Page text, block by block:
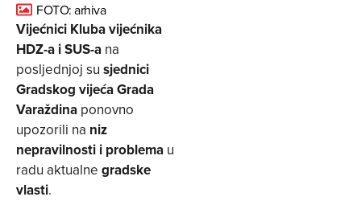
FOTO: arhiva
Vijećnici Kluba vijećnika
HDZ-a i SUS-a na
posljednjoj su sjednici
Gradskog vijeća Grada
Varaždina ponovno
upozorili na niz
nepravilnosti i problema u
radu aktualne gradske
vlasti.